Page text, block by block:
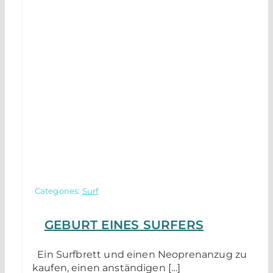
Categories: Surf
GEBURT EINES SURFERS
Ein Surfbrett und einen Neoprenanzug zu
kaufen, einen anständigen […]